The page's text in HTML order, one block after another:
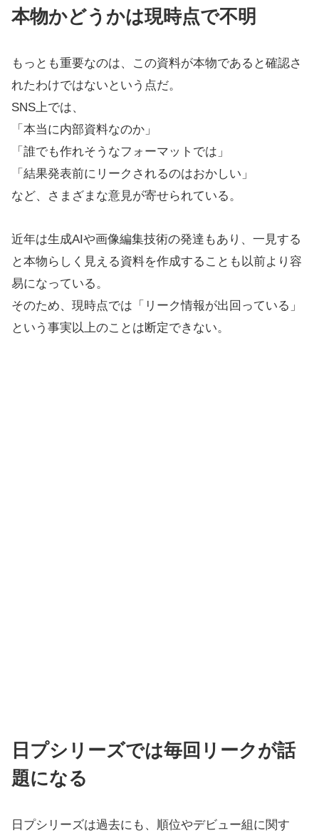
本物かどうかは現時点で不明
もっとも重要なのは、この資料が本物であると確認さ
れたわけではないという点だ。
SNS上では、
「本当に内部資料なのか」
「誰でも作れそうなフォーマットでは」
「結果発表前にリークされるのはおかしい」
など、さまざまな意見が寄せられている。
近年は生成AIや画像編集技術の発達もあり、一見する
と本物らしく見える資料を作成することも以前より容
易になっている。
そのため、現時点では「リーク情報が出回っている」
という事実以上のことは断定できない。
日プシリーズでは毎回リークが話
題になる
日プシリーズは過去にも、順位やデビュー組に関す